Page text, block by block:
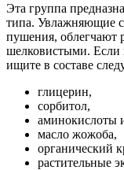
Эта группа
типа. Увлажняющие
пушения, облегчают
шелковистыми. Если
ищите в составе
глицерин,
сорбитол,
аминокислоты
масло жожоба,
органический
растительные